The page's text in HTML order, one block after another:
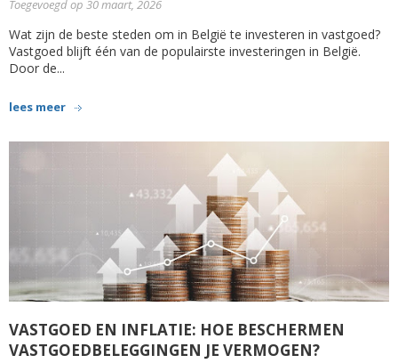
Toegevoegd op 30 maart, 2026
Wat zijn de beste steden om in België te investeren in vastgoed?
Vastgoed blijft één van de populairste investeringen in België.
Door de...
lees meer
VASTGOED EN INFLATIE: HOE BESCHERMEN
VASTGOEDBELEGGINGEN JE VERMOGEN?